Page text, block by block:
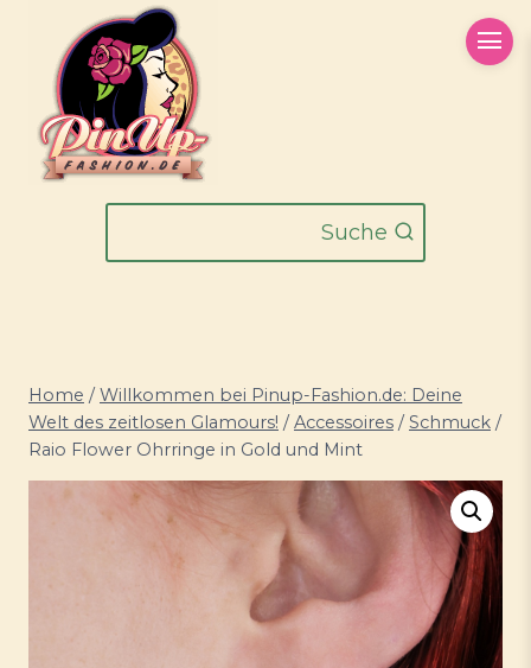
springen
Suche
Home / Willkommen bei Pinup-Fashion.de: Deine
Welt des zeitlosen Glamours! / Accessoires / Schmuck /
Raio Flower Ohrringe in Gold und Mint